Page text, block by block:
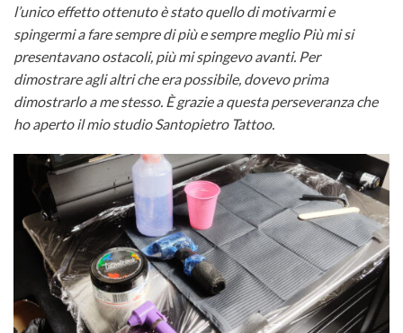
l’unico effetto ottenuto è stato quello di motivarmi e
spingermi a fare sempre di più e sempre meglio Più mi si
presentavano ostacoli, più mi spingevo avanti. Per
dimostrare agli altri che era possibile, dovevo prima
dimostrarlo a me stesso. È grazie a questa perseveranza che
ho aperto il mio studio Santopietro Tattoo.